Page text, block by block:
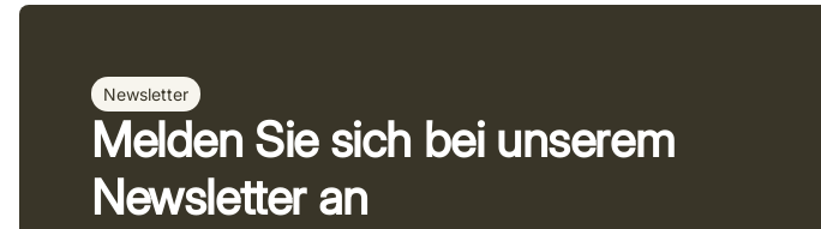
Newsletter
Melden Sie sich bei unserem
Newsletter an